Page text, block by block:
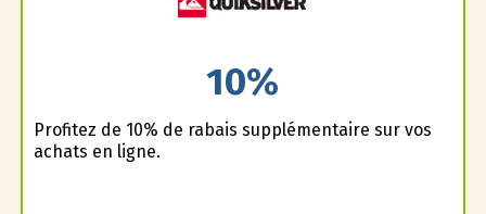
10%
Profitez de 10% de rabais supplémentaire sur vos
achats en ligne.